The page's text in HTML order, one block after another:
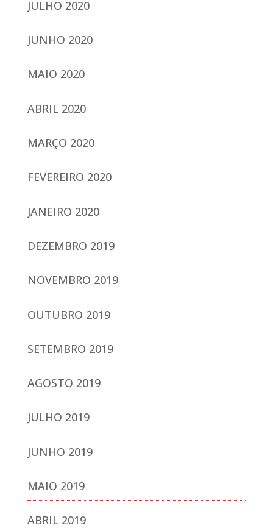
JULHO 2020
JUNHO 2020
MAIO 2020
ABRIL 2020
MARÇO 2020
FEVEREIRO 2020
JANEIRO 2020
DEZEMBRO 2019
NOVEMBRO 2019
OUTUBRO 2019
SETEMBRO 2019
AGOSTO 2019
JULHO 2019
JUNHO 2019
MAIO 2019
ABRIL 2019